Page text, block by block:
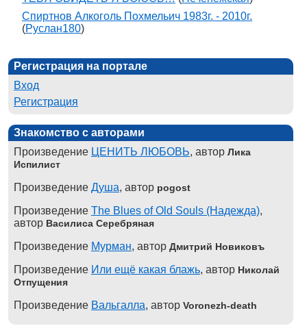
Спиртнов Алкоголь Похмельич 1983г. - 2010г.
(Руслан180)
Регистрация на портале
Вход
Регистрация
Знакомство с авторами
Произведение ЦЕНИТЬ ЛЮБОВЬ, автор Лика
Испилист
Произведение Душа, автор pogost
Произведение The Blues of Old Souls (Надежда),
автор Василиса Серебряная
Произведение Мурман, автор Дмитрий Новиковъ
Произведение Или ещё какая блажь, автор Николай
Отпущения
Произведение Вальгалла, автор Voronezh-death